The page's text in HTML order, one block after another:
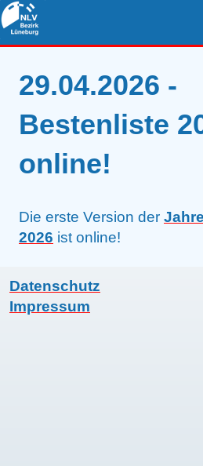
29.04.2026 -
Bestenliste
online!
Die erste Version der
2026 ist online!
Datenschutz
Impressum